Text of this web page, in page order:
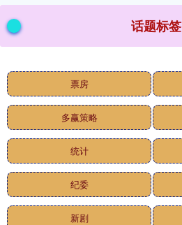
话题标签
票房
多赢策略
统计
纪委
新剧